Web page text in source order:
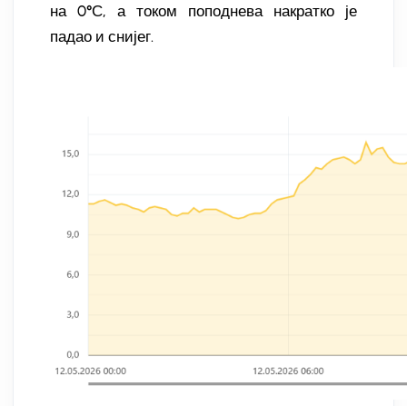
на 0°С, а током поподнева накратко је
падао и снијег.